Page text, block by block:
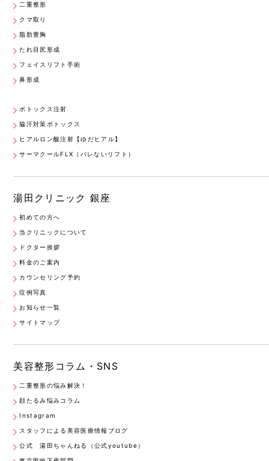
二重整形
クマ取り
脂肪豊胸
たれ目尻形成
フェイスリフト手術
鼻形成
ボトックス注射
脇汗対策ボトックス
ヒアルロン酸注射【ゆだヒアル】
サーマクールFLX（バレないリフト）
湯田クリニック 銀座
初めての方へ
当クリニックについて
ドクター挨拶
料金のご案内
カウンセリング予約
症例写真
お知らせ一覧
サイトマップ
美容整形コラム・SNS
二重整形の悩み解決！
顔たるみ悩みコラム
Instagram
スタッフによる美容医療情報ブログ
公式 湯田ちゃんねる（公式youtube）